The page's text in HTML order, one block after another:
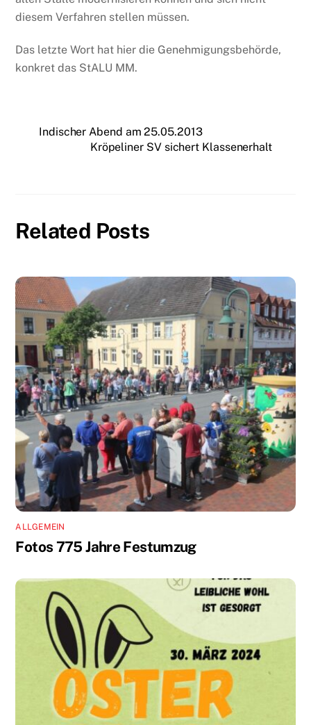
diesem Verfahren stellen müssen.
Das letzte Wort hat hier die Genehmigungsbehörde,
konkret das StALU MM.
Indischer Abend am 25.05.2013
Kröpeliner SV sichert Klassenerhalt
Related Posts
ALLGEMEIN
Fotos 775 Jahre Festumzug